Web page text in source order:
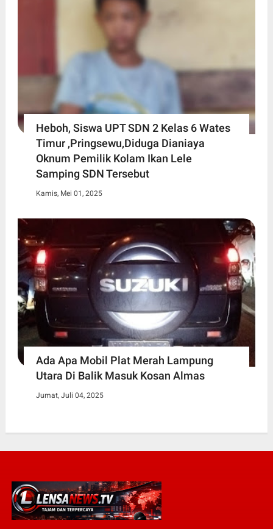
Heboh, Siswa UPT SDN 2 Kelas 6 Wates
Timur ,Pringsewu,Diduga Dianiaya
Oknum Pemilik Kolam Ikan Lele
Samping SDN Tersebut
Kamis, Mei 01, 2025
Ada Apa Mobil Plat Merah Lampung
Utara Di Balik Masuk Kosan Almas
Jumat, Juli 04, 2025